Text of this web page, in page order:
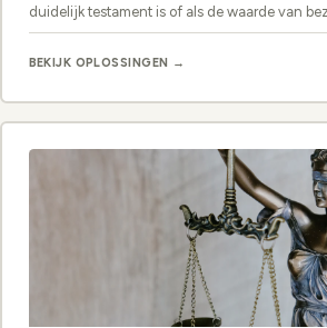
duidelijk testament is of als de waarde van
BEKIJK OPLOSSINGEN →